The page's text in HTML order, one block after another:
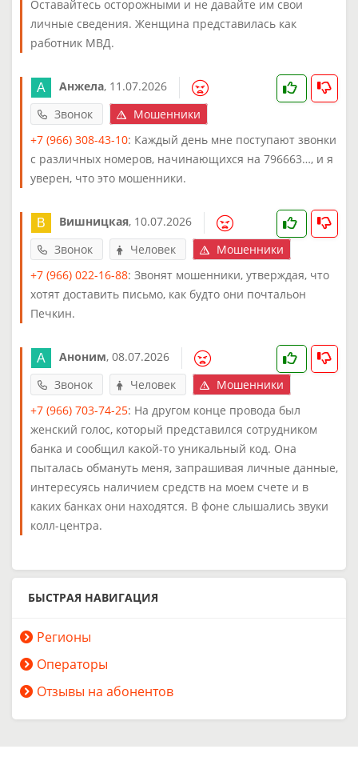
Оставайтесь осторожными и не давайте им свои
личные сведения. Женщина представилась как
работник МВД.
Анжела, 11.07.2026
Звонок
Мошенники
+7 (966) 308-43-10: Каждый день мне поступают звонки
с различных номеров, начинающихся на 796663…, и я
уверен, что это мошенники.
Вишницкая, 10.07.2026
Звонок
Человек
Мошенники
+7 (966) 022-16-88: Звонят мошенники, утверждая, что
хотят доставить письмо, как будто они почтальон
Печкин.
Аноним, 08.07.2026
Звонок
Человек
Мошенники
+7 (966) 703-74-25: На другом конце провода был
женский голос, который представился сотрудником
банка и сообщил какой-то уникальный код. Она
пыталась обмануть меня, запрашивая личные данные,
интересуясь наличием средств на моем счете и в
каких банках они находятся. В фоне слышались звуки
колл-центра.
БЫСТРАЯ НАВИГАЦИЯ
Регионы
Операторы
Отзывы на абонентов